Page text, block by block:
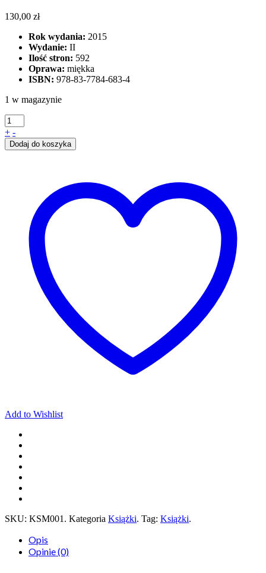
130,00 zł
Rok wydania: 2015
Wydanie: II
Ilość stron: 592
Oprawa: miękka
ISBN: 978-83-7784-683-4
1 w magazynie
+ -
Dodaj do koszyka
Add to Wishlist
SKU: KSM001 . Kategoria Książki. Tag: Książki.
Opis
Opinie (0)